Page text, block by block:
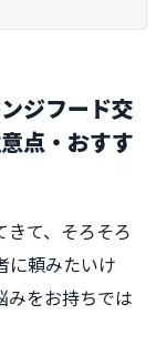
ジフード交
点・おすす
きて、そろそろ
に頼みたいけ
をお持ちでは